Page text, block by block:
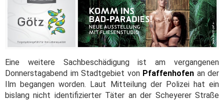
Eine weitere Sachbeschädigung ist am vergangenen
Donnerstagabend im Stadtgebiet von Pfaffenhofen an der
Ilm begangen worden. Laut Mitteilung der Polizei hat ein
bislang nicht identifizierter Täter an der Scheyerer Straße